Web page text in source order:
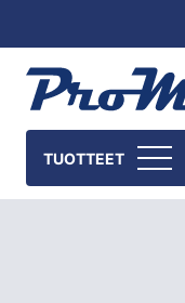
TUOTTEET